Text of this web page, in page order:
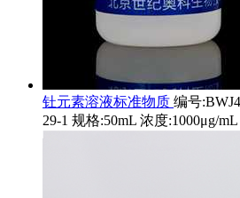
钍元素溶液标准物质 编号
29-1 规格:50mL 浓度:1000μg/mL